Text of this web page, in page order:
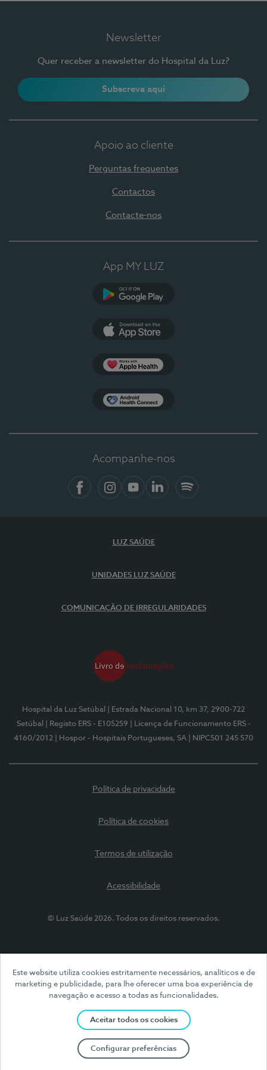
Este website utiliza cookies estritamente necessários, analíticos e de
marketing e publicidade, para lhe oferecer uma boa experiência de
navegação e acesso a todas as funcionalidades.
Aceitar todos os cookies
Configurar preferências
Newsletter
Quer receber a newsletter do Hospital da Luz?
Subscreva aqui
Apoio ao cliente
Perguntas frequentes
Contactos
Contacte-nos
App MY LUZ
Acompanhe-nos
LUZ SAÚDE
UNIDADES LUZ SAÚDE
COMUNICAÇÃO DE IRREGULARIDADES
Hospital da Luz Setúbal
| Estrada Nacional 10, km 37, 2900-722
Setúbal
| Registo ERS - E105259
| Licença de Funcionamento ERS -
4160/2012
| Hospor - Hospitais Portugueses, SA | NIPC501 245 570
Política de privacidade
Política de cookies
Termos de utilização
Acessibilidade
© Luz Saúde 2026. Todos os direitos reservados.